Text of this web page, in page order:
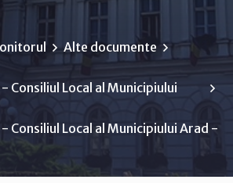
Alte documente
Consiliul Local al Municipiului
Consiliul Local al Municipiului Arad -